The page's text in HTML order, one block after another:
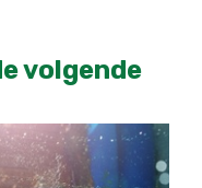
volgende